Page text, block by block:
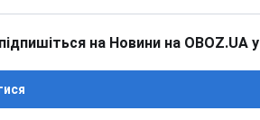
на Новини на OBOZ.UA у